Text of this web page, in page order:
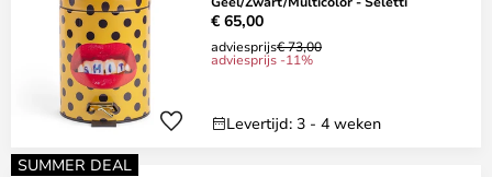
€ 65,00
adviesprijs€ 73,00
adviesprijs -11%
Levertijd: 3 - 4 weken
SUMMER DEAL